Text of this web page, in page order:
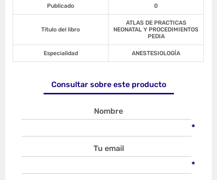
Publicado 0
Título del libro
ATLAS DE PRACTICAS
NEONATAL Y PROCEDIMIENTOS
PEDIA
Especialidad ANESTESIOLOGÍA
Consultar sobre este producto
Nombre
*
Tu email
*